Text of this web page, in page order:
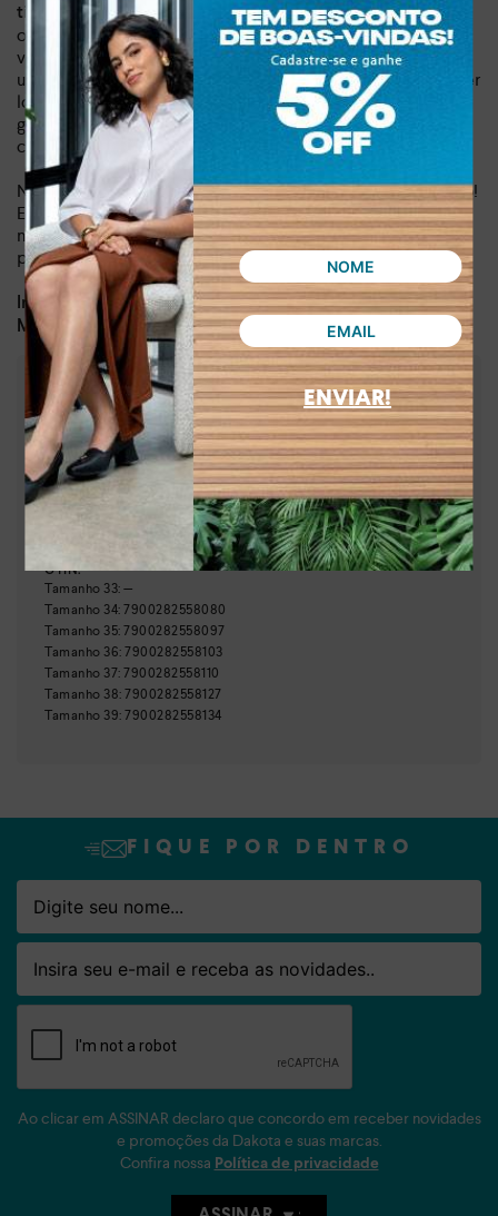
Nome
Email
ENVIAR!
tira maleável que envolve o calcanhar, sem fechamentos.
o calçado perfeito para quem busca a combinação de
versatilidade e bem-estar. Seu design minimalista a torna
uma peça chave e versátil, fácil de harmonizar com qualquer
look - desde o casual ao mais arrumado. Com ela, você
garante um visual moderno e fashion sem abrir mão do
conforto.
Não perca a chance de ter essa peça desejo no seu armário!
Esta sandália não é apenas um calçado; é um investimento
no seu estilo e no seu conforto. Sinta a confiança de um
produto que entrega qualidade Mississipi e design trend.
Indicado para:Dia a dia, lazer
Material: Sintético
Altura da sola: 6,00 cm
Cor: Nude
Referência J0462-00003
País de origem:
GTIN:
Tamanho 33:—
Tamanho 34:7900282558080
Tamanho 35:7900282558097
Tamanho 36:7900282558103
Tamanho 37:7900282558110
Tamanho 38:7900282558127
Tamanho 39:7900282558134
FIQUE POR DENTRO
Nome
Email
Ao clicar em ASSINAR declaro que concordo em receber novidades
e promoções da Dakota e suas marcas.
Confira nossa Política de privacidade